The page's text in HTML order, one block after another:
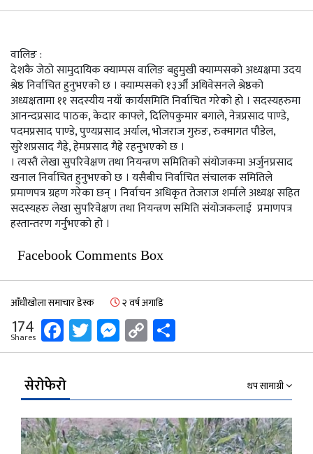
Link
वालिङ :
देशकै जेठो सामुदायिक क्याम्पस वालिङ बहुमुखी क्याम्पसको अध्यक्षमा उदय
श्रेष्ठ निर्वाचित हुनुभएको छ । क्याम्पसको १३औँ अधिवेसनले श्रेष्ठको
अध्यक्षतामा ११ सदस्यीय नयाँ कार्यसमिति निर्वाचित गरेको हो । सदस्यहरुमा
आनन्दप्रसाद पाठक, केदार काफ्ले, दिलिपकुमार बगाले, नेत्रप्रसाद पाण्डे,
पदमप्रसाद पाण्डे, पुण्यप्रसाद अर्याल, भोजराज गुरुङ, रुक्मागत पौडेल,
सुरेशप्रसाद गैह्रे, हेमप्रसाद गैह्रे रहनुभएको छ ।
। त्यस्तै लेखा सुपरिवेक्षण तथा नियन्त्रण समितिको संयोजकमा अर्जुनप्रसाद
खनाल निर्वाचित हुनुभएको छ । यसैबीच निर्वाचित संचालक समितिले
प्रमाणपत्र ग्रहण गरेका छन् । निर्वाचन अधिकृत तेजराज शर्माले अध्यक्ष सहित
सदस्यहरु लेखा सुपरिवेक्षण तथा नियन्त्रण समिति संयोजकलाई प्रमाणपत्र
हस्तान्तरण गर्नुभएको हो ।
Facebook Comments Box
आँधीखोला समाचार डेस्क २ वर्ष अगाडि
174
Shares Facebook
Twitter
Messenger
Copy
Link
सेरोफेरो थप सामाग्री